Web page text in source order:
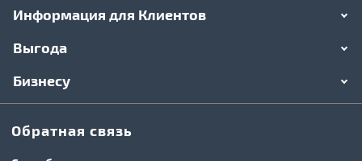
Информация для Клиентов
Выгода
Бизнесу
Обратная связь